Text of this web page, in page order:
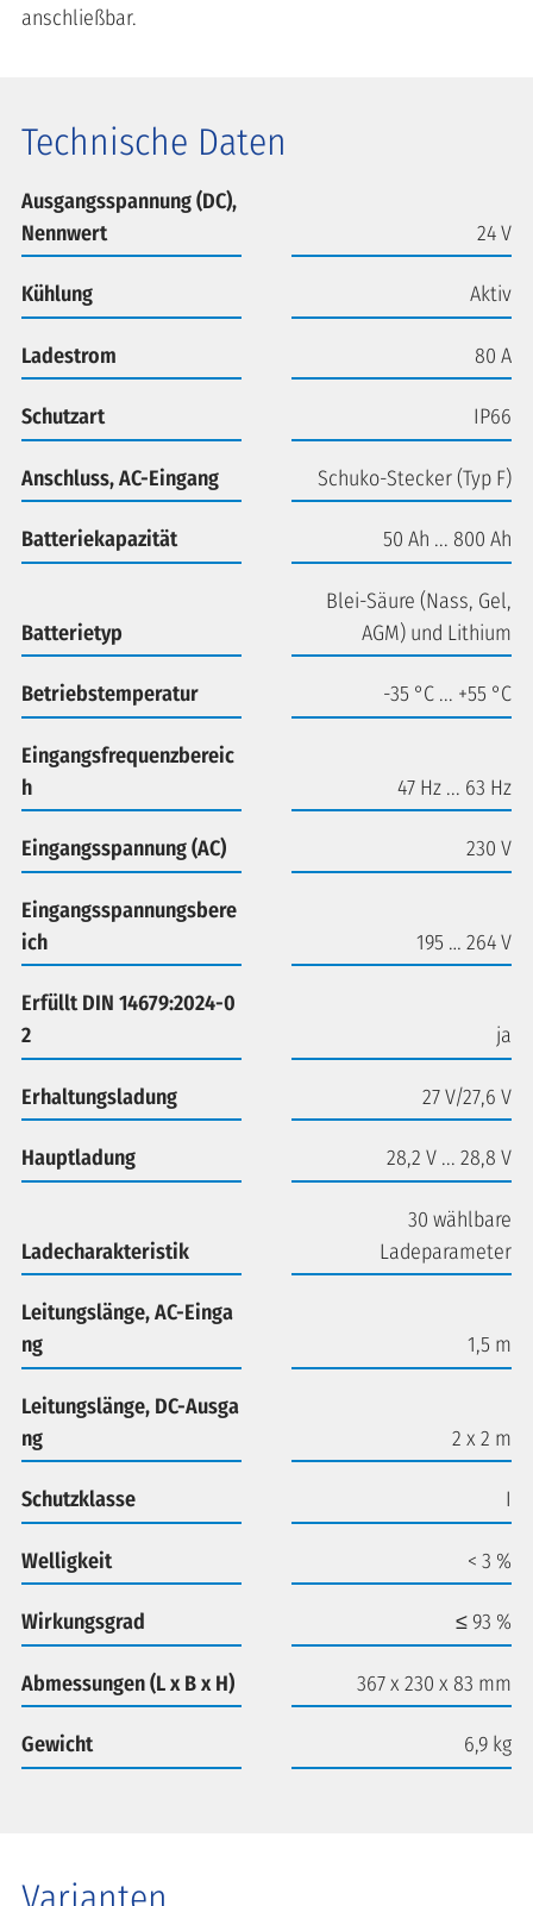
anschließbar.
Technische Daten
Ausgangsspannung (DC),
Nennwert
24 V
Kühlung Aktiv
Ladestrom 80 A
Schutzart IP66
Anschluss, AC-Eingang Schuko-Stecker (Typ F)
Batteriekapazität 50 Ah ... 800 Ah
Batterietyp
Blei-Säure (Nass, Gel,
AGM) und Lithium
Betriebstemperatur -35 °C ... +55 °C
Eingangsfrequenzbereic
h
47 Hz ... 63 Hz
Eingangsspannung (AC) 230 V
Eingangsspannungsbere
ich
195 … 264 V
Erfüllt DIN 14679:2024-0
2
ja
Erhaltungsladung 27 V/27,6 V
Hauptladung 28,2 V ... 28,8 V
Ladecharakteristik
30 wählbare
Ladeparameter
Leitungslänge, AC-Einga
ng
1,5 m
Leitungslänge, DC-Ausga
ng
2 x 2 m
Schutzklasse I
Welligkeit < 3 %
Wirkungsgrad ≤ 93 %
Abmessungen (L x B x H) 367 x 230 x 83 mm
Gewicht 6,9 kg